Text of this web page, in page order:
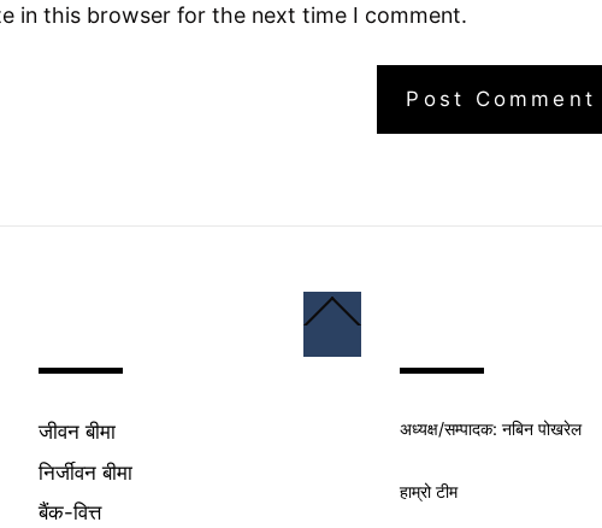
in this browser for the next time I comment.
To
जीवन बीमा
निर्जीवन बीमा
बैंक-वित्त
अध्यक्ष/सम्पादक: नबिन पोखरेल
हाम्रो टीम